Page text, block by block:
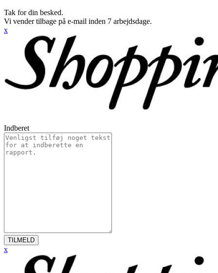
Tak for din besked.
Vi vender tilbage på e-mail inden 7 arbejdsdage.
x
Indberet
TILMELD
x